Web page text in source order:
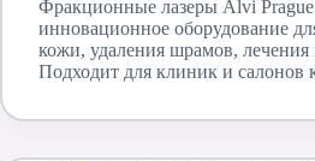
Фракционные лазеры Alvi
инновационное оборудование
кожи, удаления шрамов,
Подходит для клиник и салонов